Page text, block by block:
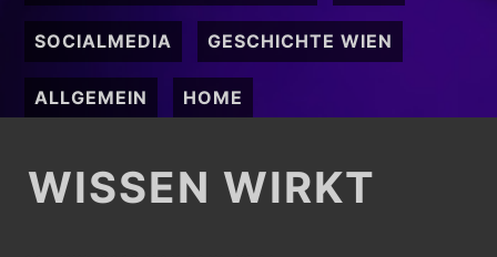
SOCIALMEDIA GESCHICHTE WIEN
ALLGEMEIN HOME
WISSEN WIRKT